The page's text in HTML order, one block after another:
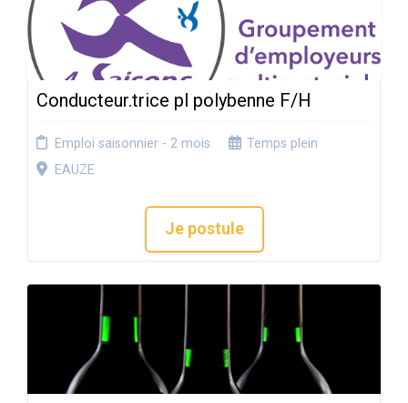
Conducteur.trice pl polybenne F/H
Emploi saisonnier - 2 mois
Temps plein
EAUZE
Je postule